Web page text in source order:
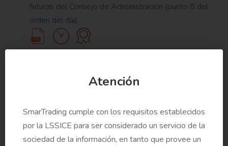
Atención
SmarTrading cumple con los requisitos establecidos
por la LSSICE para ser considerado un servicio de la
sociedad de la información, en tanto que provee un
futuras del Consejo de Administración (punto 8 del
orden del día)
renueva o propone en esta Junta (punto 8 del orden
Propuesta de la Comisión de Nombramientos y